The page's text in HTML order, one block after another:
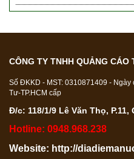
CÔNG TY TNHH QUẢNG CÁO
Số ĐKKD - MST: 0310871409 -
Tư-TP.HCM cấp
Đ/c: 118/1/9 Lê Văn Thọ, P.11,
Hotline: 0948.968.238
Website: http://